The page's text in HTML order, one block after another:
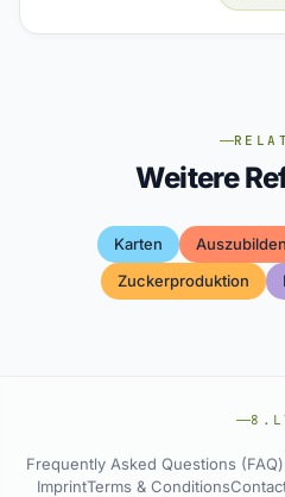
Weitere
Karten
Zuckerproduktion
Frequently Asked Questions
ImprintTerms & Conditions